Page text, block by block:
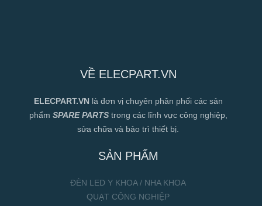
VỀ ELECPART.VN
ELECPART.VN là đơn vị chuyên phân phối các sản
phẩm SPARE PARTStrong các lĩnh vực công nghiệp,
sửa chữa và bảo trì thiết bị.
SẢN PHẨM
ĐÈN LED Y KHOA / NHA KHOA
QUẠT CÔNG NGHIỆP